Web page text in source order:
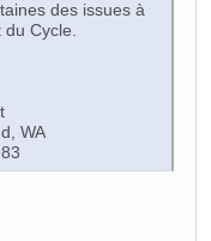
des issues à
Cycle.